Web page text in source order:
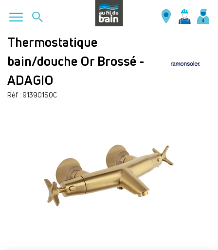
Aller
contenu
principal
Thermostatique
bain/douche Or Brossé -
ADAGIO
Réf : 913901SOC